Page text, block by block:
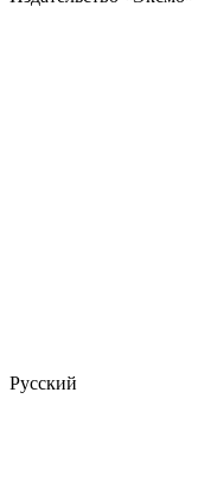
Русский